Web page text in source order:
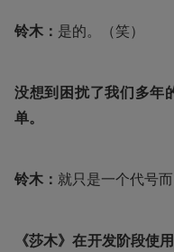
铃木： 是的。（笑）
没想到困扰了我们多年
单。
铃木： 就只是一个代号而
《莎木》在开发阶段使